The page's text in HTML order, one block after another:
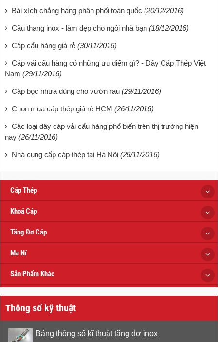
Bái xích chằng hàng phân phối toàn quốc (20/12/2016)
Cầu thang inox - làm đẹp cho ngôi nhà bạn (18/12/2016)
Cáp cẩu hàng giá rẻ (30/11/2016)
Cáp vải cẩu hàng có những ưu điểm gì? - Dây Cáp Thép Việt
Nam (29/11/2016)
Cáp bọc nhưa dùng cho vườn rau (29/11/2016)
Chọn mua cáp thép giá rẻ HCM (26/11/2016)
Các loại dây cáp vải cẩu hàng phổ biến trên thị trường hiện
nay (26/11/2016)
Nhà cung cấp cáp thép tại Hà Nội (26/11/2016)
Cáp Thép
Khoá Cáp
Tăng Đơ Cáp
Ma Ní
Sản Phẩm Khác
Thông số kỹ thuật
Bảng thông số kĩ thuật tăng đơ inox